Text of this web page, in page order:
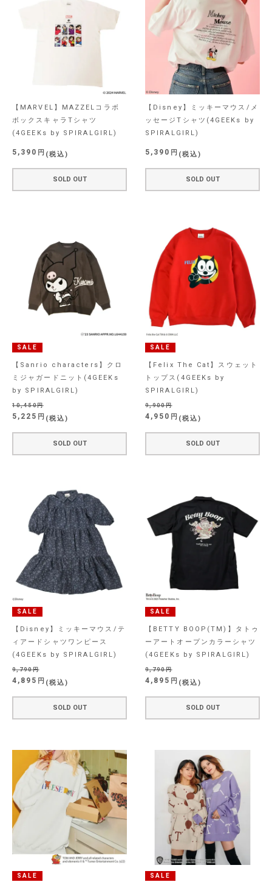
【MARVEL】MAZZELコラボ
ボックスキャラTシャツ
(4GEEKs by SPIRALGIRL)
5,390 税込
SOLD OUT
【Disney】ミッキーマウス/メ
ッセージTシャツ(4GEEKs by
SPIRALGIRL)
5,390 税込
SOLD OUT
SALE
【Sanrio characters】クロ
ミジャガードニット(4GEEKs
by SPIRALGIRL)
10,450
5,225 税込
SOLD OUT
SALE
【Felix The Cat】スウェット
トップス(4GEEKs by
SPIRALGIRL)
9,900
4,950 税込
SOLD OUT
SALE
【Disney】ミッキーマウス/テ
ィアードシャツワンピース
(4GEEKs by SPIRALGIRL)
9,790
4,895 税込
SOLD OUT
SALE
【BETTY BOOP(TM)】タトゥ
ーアートオープンカラーシャツ
(4GEEKs by SPIRALGIRL)
9,790
4,895 税込
SOLD OUT
SALE SALE